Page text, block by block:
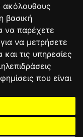
ακόλουθους
βασική
να παρέχετε
για να μετρήσετε
τις υπηρεσίες
που είναι
ΠΡΟΣΤΑΣΙΑΣ
ΑΓΟΡΑ